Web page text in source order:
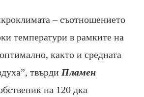
– съотношението
температури в рамките на
както и средната
твърди Пламен
на 120 дка